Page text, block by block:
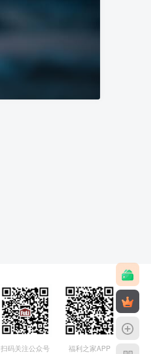
扫码关注公众号 福利之家APP